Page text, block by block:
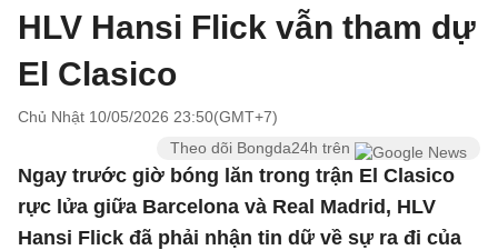
HLV Hansi Flick vẫn tham dự
El Clasico
Chủ Nhật 10/05/2026 23:50(GMT+7)
Theo dõi Bongda24h trên
Ngay trước giờ bóng lăn trong trận El Clasico
rực lửa giữa Barcelona và Real Madrid, HLV
Hansi Flick đã phải nhận tin dữ về sự ra đi của